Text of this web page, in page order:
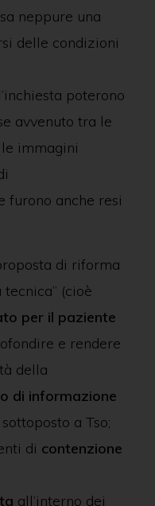
neppure una
delle condizioni
poterono
avvenuto tra le
immagini
furono anche resi
di riforma
tecnica” (cioè
per il paziente
e rendere
della
di informazione
a Tso;
di contenzione
all’interno dei